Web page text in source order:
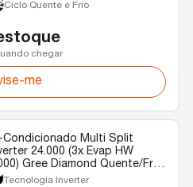
Ciclo Quente e Frio
chegar
me
Condicionado Multi Split
24.000 (3x Evap HW
Gree Diamond Quente/Frio
32 220v
Tecnologia Inverter